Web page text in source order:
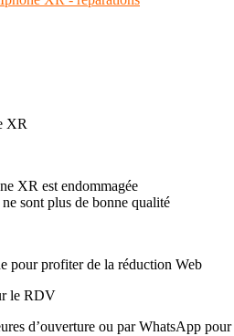
XR
XR est endommagée
sont plus de bonne qualité
pour profiter de la réduction Web
le RDV
d’ouverture ou par WhatsApp